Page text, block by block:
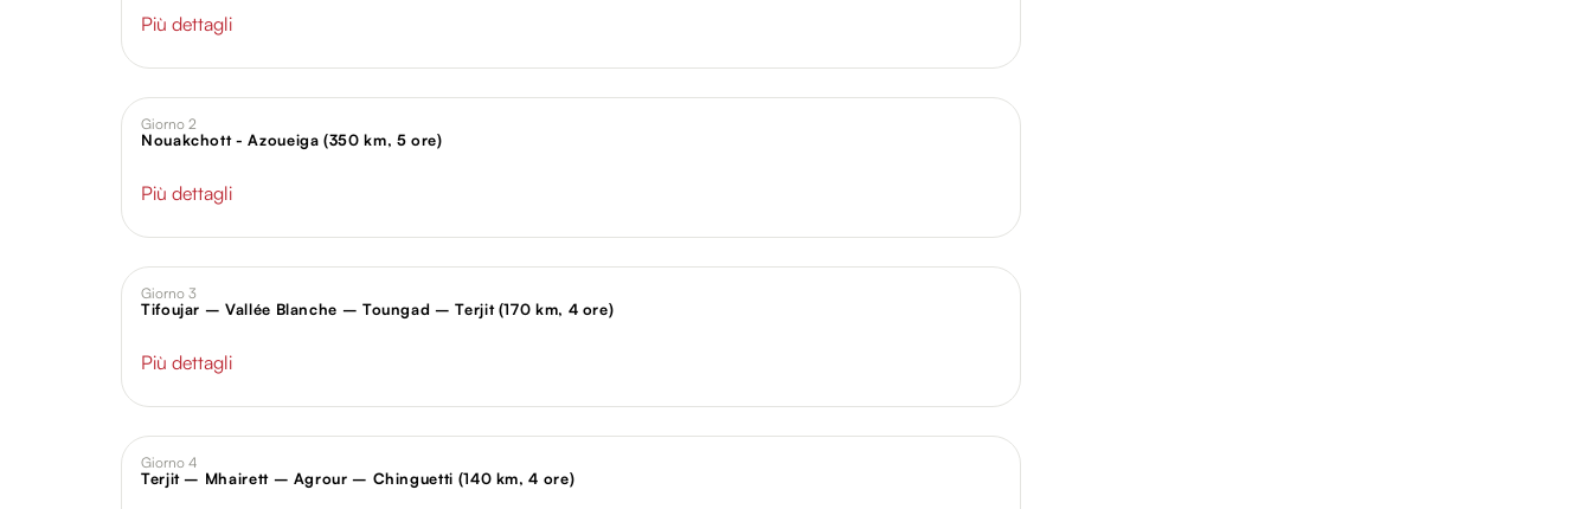
Più dettagli
Giorno 2
Nouakchott - Azoueiga (350 km, 5 ore)
Più dettagli
Giorno 3
Tifoujar – Vallée Blanche – Toungad – Terjit (170 km, 4 ore)
Più dettagli
Giorno 4
Terjit – Mhairett – Agrour – Chinguetti (140 km, 4 ore)